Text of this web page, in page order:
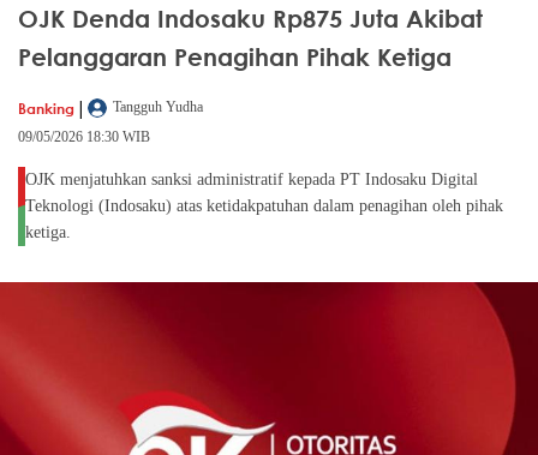
OJK Denda Indosaku Rp875 Juta Akibat
Pelanggaran Penagihan Pihak Ketiga
Banking |
Tangguh Yudha
09/05/2026 18:30 WIB
OJK menjatuhkan sanksi administratif kepada PT Indosaku Digital
Teknologi (Indosaku) atas ketidakpatuhan dalam penagihan oleh pihak
ketiga.